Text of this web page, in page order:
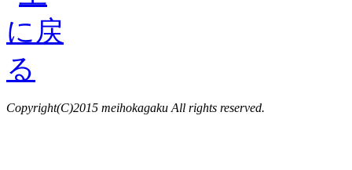
Copyright(C)2015 meihokagaku All rights reserved.